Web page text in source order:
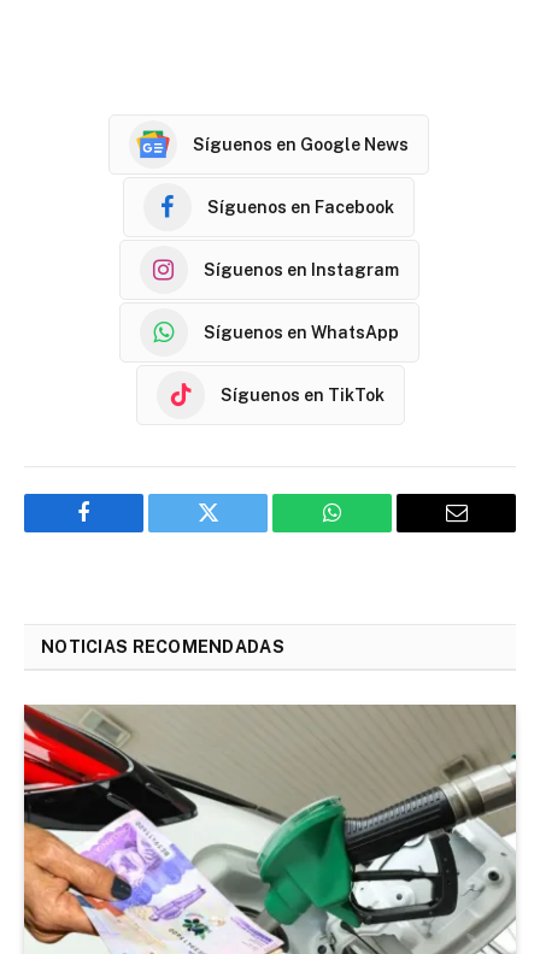
Síguenos en Google News
Síguenos en Facebook
Síguenos en Instagram
Síguenos en WhatsApp
Síguenos en TikTok
Facebook Twitter WhatsApp Email
NOTICIAS RECOMENDADAS